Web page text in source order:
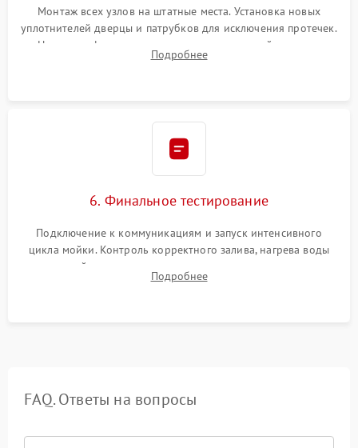
Монтаж всех узлов на штатные места. Установка новых
уплотнителей дверцы и патрубков для исключения протечек.
Надежная фиксация хомутов гидравлической системы,
сборка корпуса и установка датчика поплавка.
Подробнее
6. Финальное тестирование
Подключение к коммуникациям и запуск интенсивного
цикла мойки. Контроль корректного залива, нагрева воды
до нужной температуры, отсутствия посторонних шумов,
штатного слива и абсолютной сухости в поддоне.
Подробнее
FAQ. Ответы на вопросы